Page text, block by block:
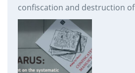
confiscation and destruction
prison authorities